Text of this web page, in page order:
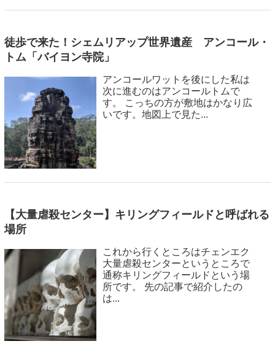
徒歩で来た！シェムリアップ世界遺産 アンコール・
トム「バイヨン寺院」
アンコールワットを後にした私は
次に進むのはアンコールトムで
す。 こっちの方が敷地はかなり広
いです。地図上で見た...
【大量虐殺センター】キリングフィールドと呼ばれる
場所
これから行くところはチェンエク
大量虐殺センターというところで
通称キリングフィールドという場
所です。 先の記事で紹介したの
は...